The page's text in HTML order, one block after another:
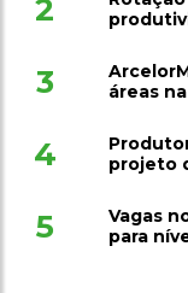
2
3
áreas
4
projeto
5
Vagas
para